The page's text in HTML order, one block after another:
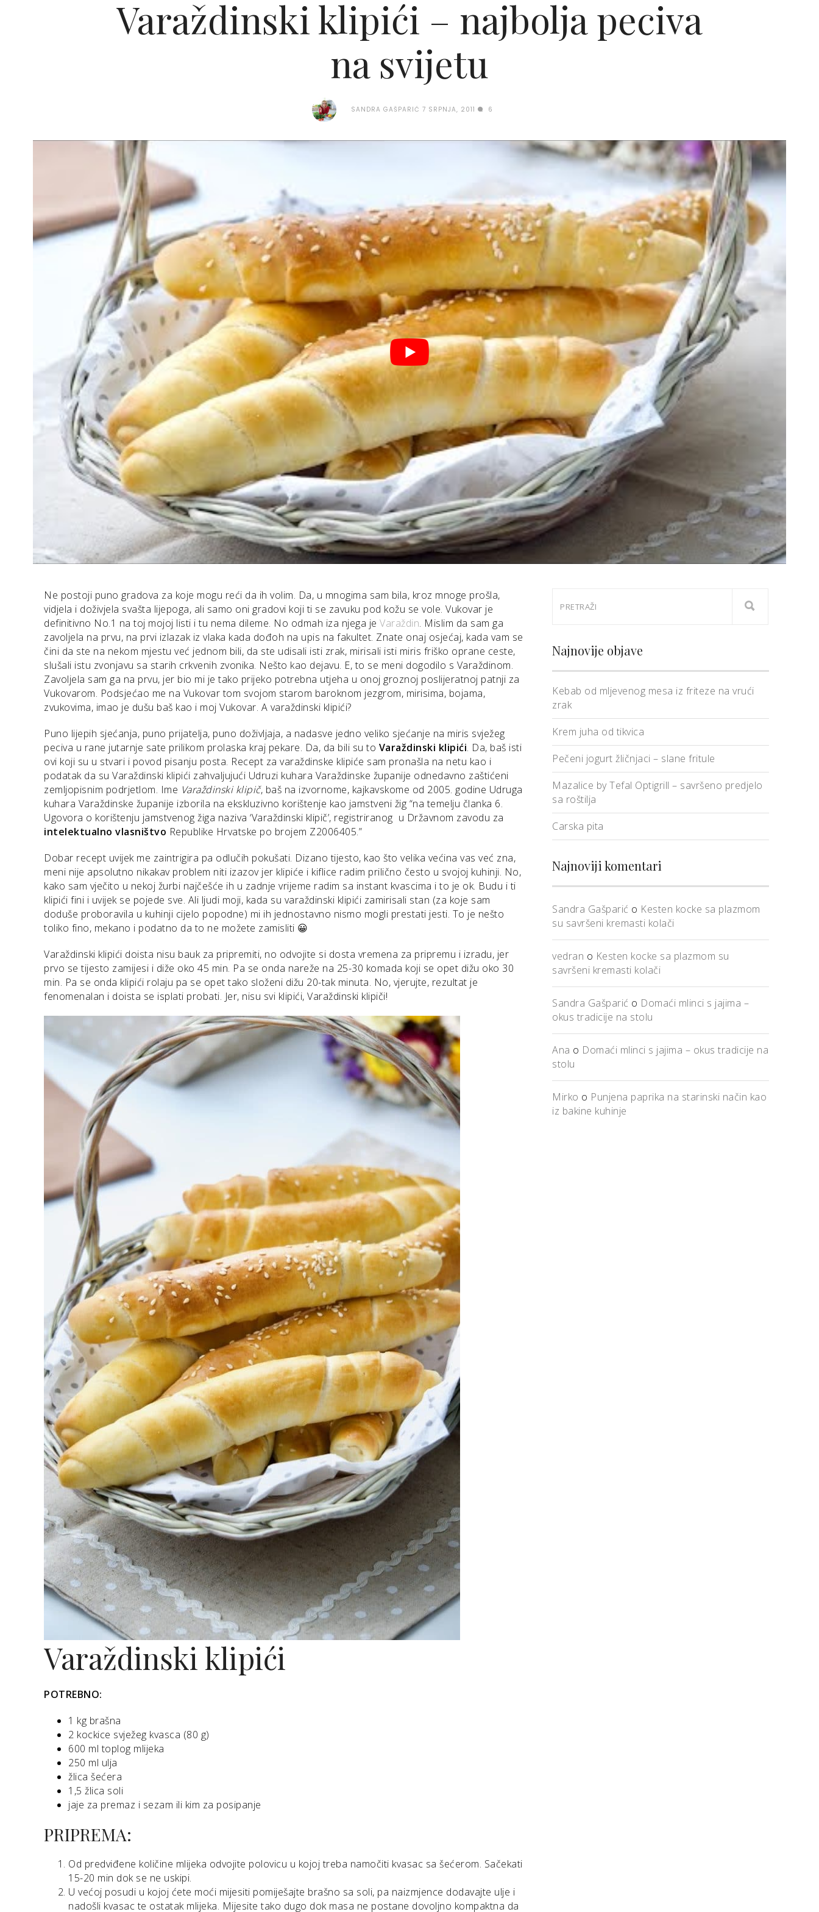
Varaždinski klipići – najbolja peciva
na svijetu
SANDRA GAŠPARIĆ 7 SRPNJA, 2011 6
Ne postoji puno gradova za koje mogu reći da ih volim. Da, u mnogima sam bila, kroz mnoge prošla,
vidjela i doživjela svašta lijepoga, ali samo oni gradovi koji ti se zavuku pod kožu se vole. Vukovar je
definitivno No.1 na toj mojoj listi i tu nema dileme. No odmah iza njega je Varaždin. Mislim da sam ga
zavoljela na prvu, na prvi izlazak iz vlaka kada dođoh na upis na fakultet. Znate onaj osjećaj, kada vam se
čini da ste na nekom mjestu već jednom bili, da ste udisali isti zrak, mirisali isti miris friško oprane ceste,
slušali istu zvonjavu sa starih crkvenih zvonika. Nešto kao dejavu. E, to se meni dogodilo s Varaždinom.
Zavoljela sam ga na prvu, jer bio mi je tako prijeko potrebna utjeha u onoj groznoj poslijeratnoj patnji za
Vukovarom. Podsjećao me na Vukovar tom svojom starom baroknom jezgrom, mirisima, bojama,
zvukovima, imao je dušu baš kao i moj Vukovar. A varaždinski klipići?
Puno lijepih sjećanja, puno prijatelja, puno doživljaja, a nadasve jedno veliko sjećanje na miris svježeg
peciva u rane jutarnje sate prilikom prolaska kraj pekare. Da, da bili su to Varaždinski klipići. Da, baš isti
ovi koji su u stvari i povod pisanju posta. Recept za varaždinske klipiće sam pronašla na netu kao i
podatak da su Varaždinski klipići zahvaljujući Udruzi kuhara Varaždinske županije odnedavno zaštićeni
zemljopisnim podrjetlom. Ime Varaždinski klipič, baš na izvornome, kajkavskome od 2005. godine Udruga
kuhara Varaždinske županije izborila na ekskluzivno korištenje kao jamstveni žig “na temelju članka 6.
Ugovora o korištenju jamstvenog žiga naziva ‘Varaždinski klipič’, registriranog u Državnom zavodu za
intelektualno vlasništvo Republike Hrvatske po brojem Z2006405.”
Dobar recept uvijek me zaintrigira pa odlučih pokušati. Dizano tijesto, kao što velika većina vas već zna,
meni nije apsolutno nikakav problem niti izazov jer klipiće i kiflice radim prilično često u svojoj kuhinji. No,
kako sam vječito u nekoj žurbi najčešće ih u zadnje vrijeme radim sa instant kvascima i to je ok. Budu i ti
klipići fini i uvijek se pojede sve. Ali ljudi moji, kada su varaždinski klipići zamirisali stan (za koje sam
doduše proboravila u kuhinji cijelo popodne) mi ih jednostavno nismo mogli prestati jesti. To je nešto
toliko fino, mekano i podatno da to ne možete zamisliti 😀
Varaždinski klipići doista nisu bauk za pripremiti, no odvojite si dosta vremena za pripremu i izradu, jer
prvo se tijesto zamijesi i diže oko 45 min. Pa se onda nareže na 25-30 komada koji se opet dižu oko 30
min. Pa se onda klipići rolaju pa se opet tako složeni dižu 20-tak minuta. No, vjerujte, rezultat je
fenomenalan i doista se isplati probati. Jer, nisu svi klipići, Varaždinski klipiči!
Varaždinski klipići
POTREBNO:
1 kg brašna
2 kockice svježeg kvasca (80 g)
600 ml toplog mlijeka
250 ml ulja
žlica šećera
1,5 žlica soli
jaje za premaz i sezam ili kim za posipanje
PRIPREMA:
Od predviđene količine mlijeka odvojite polovicu u kojoj treba namočiti kvasac sa šećerom. Sačekati
15-20 min dok se ne uskipi.
U većoj posudi u kojoj ćete moći mijesiti pomiješajte brašno sa soli, pa naizmjence dodavajte ulje i
nadošli kvasac te ostatak mlijeka. Mijesite tako dugo dok masa ne postane dovoljno kompaktna da
Najnovije objave
Kebab od mljevenog mesa iz friteze na vrući
zrak
Krem juha od tikvica
Pečeni jogurt žličnjaci – slane fritule
Mazalice by Tefal Optigrill – savršeno predjelo
sa roštilja
Carska pita
Najnoviji komentari
Sandra Gašparić o Kesten kocke sa plazmom
su savršeni kremasti kolači
vedran o Kesten kocke sa plazmom su
savršeni kremasti kolači
Sandra Gašparić o Domaći mlinci s jajima –
okus tradicije na stolu
Ana o Domaći mlinci s jajima – okus tradicije na
stolu
Mirko o Punjena paprika na starinski način kao
iz bakine kuhinje